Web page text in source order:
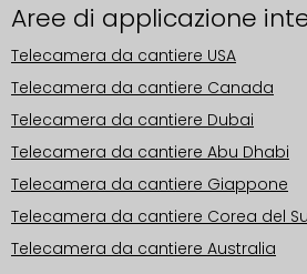
Aree di applicazione
Telecamera da cantiere USA
Telecamera da cantiere Canada
Telecamera da cantiere Dubai
Telecamera da cantiere Abu Dhabi
Telecamera da cantiere Giappone
Telecamera da cantiere Corea del
Telecamera da cantiere Australia